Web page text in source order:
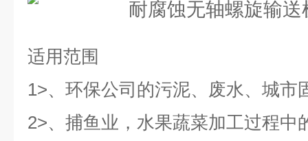
适用范围
1>、环保公司的污泥、废水、城市
2>、捕鱼业，水果蔬菜加工过程中